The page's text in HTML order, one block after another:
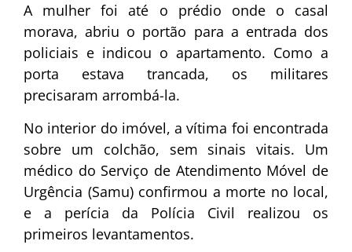
A mulher foi até o prédio onde o casal
morava, abriu o portão para a entrada dos
policiais e indicou o apartamento. Como a
porta estava trancada, os militares
precisaram arrombá-la.
No interior do imóvel, a vítima foi encontrada
sobre um colchão, sem sinais vitais. Um
médico do Serviço de Atendimento Móvel de
Urgência (Samu) confirmou a morte no local,
e a perícia da Polícia Civil realizou os
primeiros levantamentos.